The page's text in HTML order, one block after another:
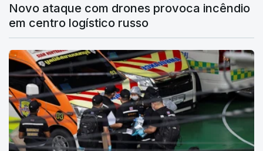
Novo ataque com drones provoca incêndio
em centro logístico russo